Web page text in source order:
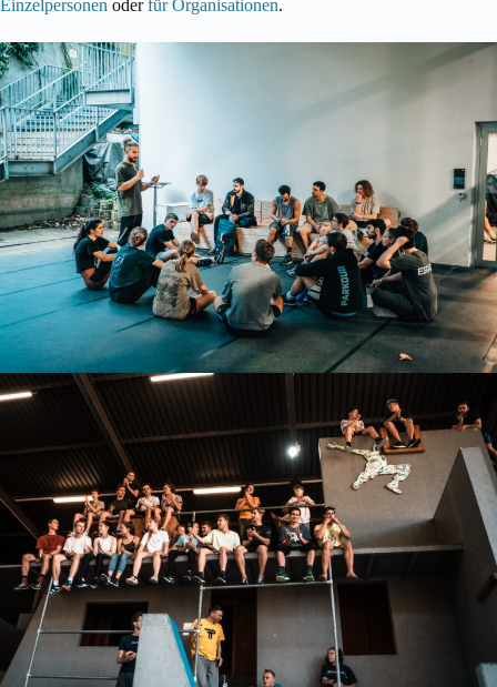
Einzelpersonen oderfür Organisationen.